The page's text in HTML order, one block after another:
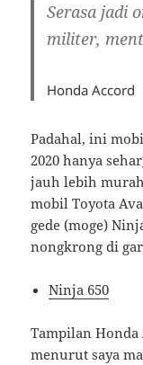
Serasa jadi
militer,
Honda Accord
Padahal, ini
2020 hanya
jauh lebih
mobil Toyota
gede (moge)
nongkrong di
Ninja 650
Tampilan Honda
menurut saya